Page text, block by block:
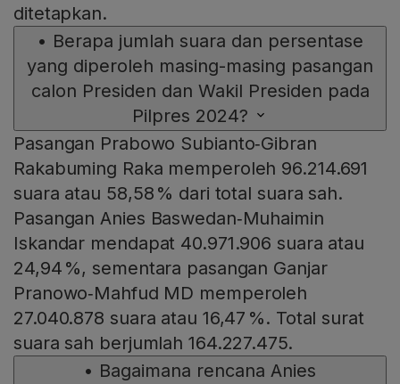
ditetapkan.
• Berapa jumlah suara dan persentase
yang diperoleh masing-masing pasangan
calon Presiden dan Wakil Presiden pada
Pilpres 2024?
Pasangan Prabowo Subianto‑Gibran
Rakabuming Raka memperoleh 96.214.691
suara atau 58,58 % dari total suara sah.
Pasangan Anies Baswedan‑Muhaimin
Iskandar mendapat 40.971.906 suara atau
24,94 %, sementara pasangan Ganjar
Pranowo‑Mahfud MD memperoleh
27.040.878 suara atau 16,47 %. Total surat
suara sah berjumlah 164.227.475.
• Bagaimana rencana Anies